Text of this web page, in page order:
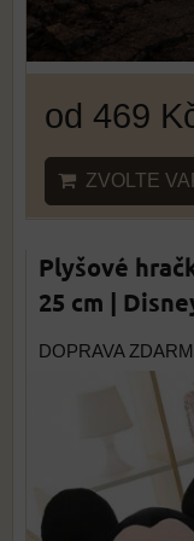
od 469
ZVOLTE
Plyšové
25 cm |
DOPRAVA